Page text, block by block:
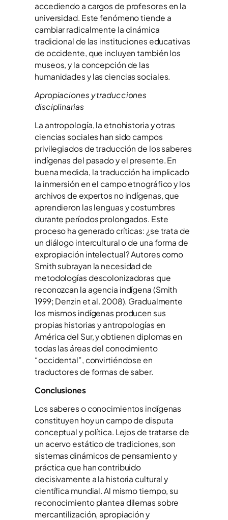
accediendo a cargos de profesores en la
universidad. Este fenómeno tiende a
cambiar radicalmente la dinámica
tradicional de las instituciones educativas
de occidente, que incluyen también los
museos, y la concepción de las
humanidades y las ciencias sociales.
Apropiaciones y traducciones
disciplinarias
La antropología, la etnohistoria y otras
ciencias sociales han sido campos
privilegiados de traducción de los saberes
indígenas del pasado y el presente. En
buena medida, la traducción ha implicado
la inmersión en el campo etnográfico y los
archivos de expertos no indígenas, que
aprendieron las lenguas y costumbres
durante períodos prolongados. Este
proceso ha generado críticas: ¿se trata de
un diálogo intercultural o de una forma de
expropiación intelectual? Autores como
Smith subrayan la necesidad de
metodologías descolonizadoras que
reconozcan la agencia indígena (Smith
1999; Denzin et al. 2008). Gradualmente
los mismos indígenas producen sus
propias historias y antropologías en
América del Sur, y obtienen diplomas en
todas las áreas del conocimiento
“occidental”, convirtiéndose en
traductores de formas de saber.
Conclusiones
Los saberes o conocimientos indígenas
constituyen hoy un campo de disputa
conceptual y política. Lejos de tratarse de
un acervo estático de tradiciones, son
sistemas dinámicos de pensamiento y
práctica que han contribuido
decisivamente a la historia cultural y
científica mundial. Al mismo tiempo, su
reconocimiento plantea dilemas sobre
mercantilización, apropiación y